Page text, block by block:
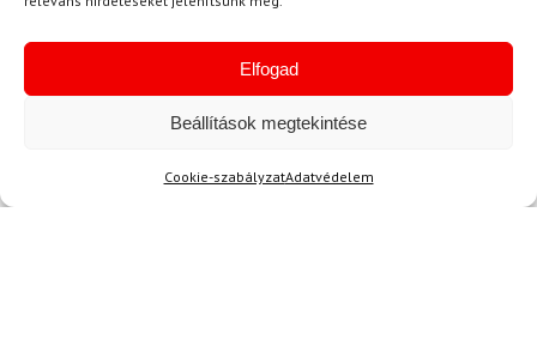
Elfogad
Beállítások megtekintése
Cookie-szabályzatAdatvédelem
5/ 5
ahogy vártam.